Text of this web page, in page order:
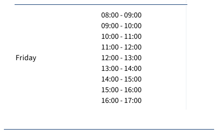
Friday
08:00 - 09:00
09:00 - 10:00
10:00 - 11:00
11:00 - 12:00
12:00 - 13:00
13:00 - 14:00
14:00 - 15:00
15:00 - 16:00
16:00 - 17:00